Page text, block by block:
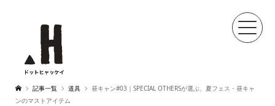
記事一覧 道具
昼キャン#03｜SPECIAL OTHERSが選ぶ、夏フェス・昼キャ
ンのマストアイテム